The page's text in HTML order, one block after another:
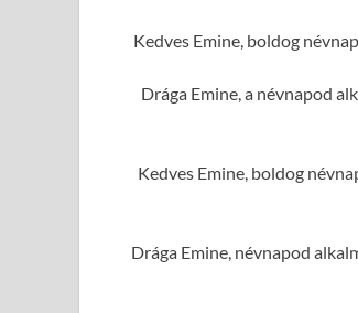
Kedves Emine, boldog
Drága Emine, a névnapod
Kedves Emine, boldog
Drága Emine, névnapod